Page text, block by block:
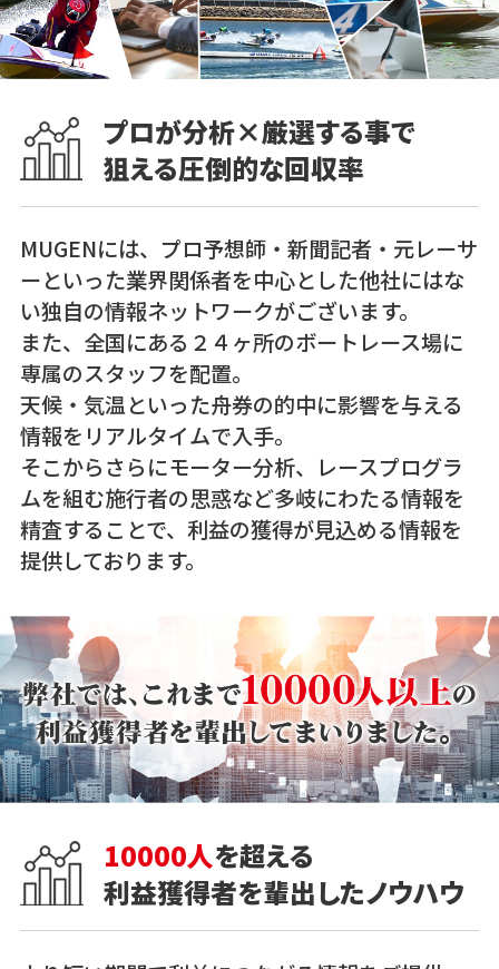
プロが分析×厳選する事で
狙える圧倒的な回収率
MUGENには、プロ予想師・新聞記者・元レーサ
ーといった業界関係者を中心とした他社にはな
い独自の情報ネットワークがございます。
また、全国にある２４ヶ所のボートレース場に
専属のスタッフを配置。
天候・気温といった舟券の的中に影響を与える
情報をリアルタイムで入手。
そこからさらにモーター分析、レースプログラ
ムを組む施行者の思惑など多岐にわたる情報を
精査することで、利益の獲得が見込める情報を
提供しております。
10000人を超える
利益獲得者を輩出したノウハウ